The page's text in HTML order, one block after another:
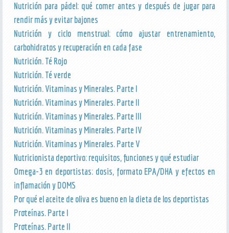
Nutrición para pádel: qué comer antes y después de jugar para
rendir más y evitar bajones
Nutrición y ciclo menstrual: cómo ajustar entrenamiento,
carbohidratos y recuperación en cada fase
Nutrición. Té Rojo
Nutrición. Té verde
Nutrición. Vitaminas y Minerales. Parte I
Nutrición. Vitaminas y Minerales. Parte II
Nutrición. Vitaminas y Minerales. Parte III
Nutrición. Vitaminas y Minerales. Parte IV
Nutrición. Vitaminas y Minerales. Parte V
Nutricionista deportivo: requisitos, funciones y qué estudiar
Omega-3 en deportistas: dosis, formato EPA/DHA y efectos en
inflamación y DOMS
Por qué el aceite de oliva es bueno en la dieta de los deportistas
Proteínas. Parte I
Proteínas. Parte II